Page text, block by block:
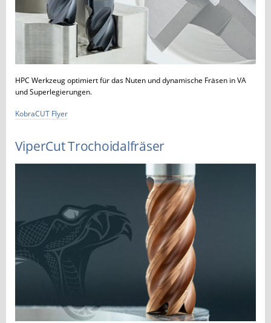
HPC Werkzeug optimiert für das Nuten und dynamische Fräsen in VA
und Superlegierungen.
KobraCUT Flyer
ViperCut Trochoidalfräser